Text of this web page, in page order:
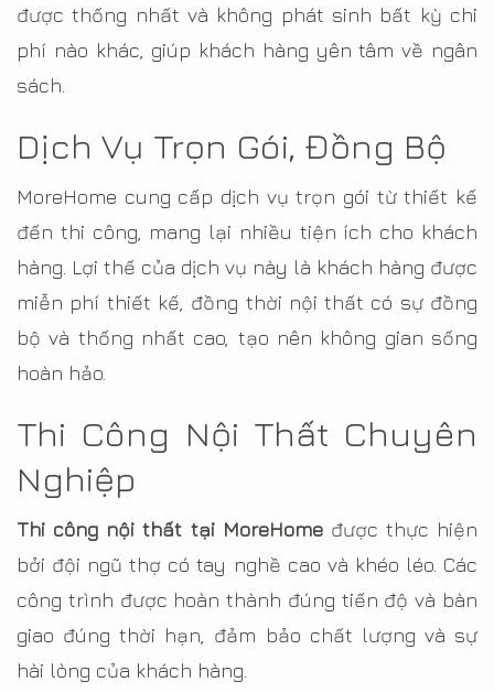
được thống nhất và không phát sinh bất kỳ chi
phí nào khác, giúp khách hàng yên tâm về ngân
sách.
Dịch Vụ Trọn Gói, Đồng Bộ
MoreHome cung cấp dịch vụ trọn gói từ thiết kế
đến thi công, mang lại nhiều tiện ích cho khách
hàng. Lợi thế của dịch vụ này là khách hàng được
miễn phí thiết kế, đồng thời nội thất có sự đồng
bộ và thống nhất cao, tạo nên không gian sống
hoàn hảo.
Thi Công Nội Thất Chuyên
Nghiệp
Thi công nội thất tại MoreHomeđược thực hiện
bởi đội ngũ thợ có tay nghề cao và khéo léo. Các
công trình được hoàn thành đúng tiến độ và bàn
giao đúng thời hạn, đảm bảo chất lượng và sự
hài lòng của khách hàng.